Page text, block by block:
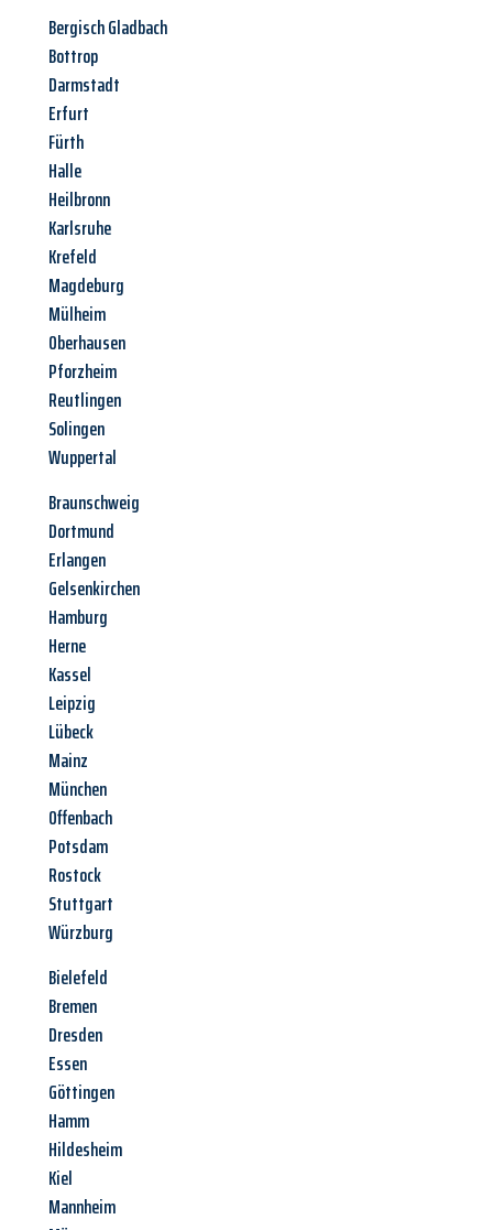
Bergisch Gladbach
Bottrop
Darmstadt
Erfurt
Fürth
Halle
Heilbronn
Karlsruhe
Krefeld
Magdeburg
Mülheim
Oberhausen
Pforzheim
Reutlingen
Solingen
Wuppertal
Braunschweig
Dortmund
Erlangen
Gelsenkirchen
Hamburg
Herne
Kassel
Leipzig
Lübeck
Mainz
München
Offenbach
Potsdam
Rostock
Stuttgart
Würzburg
Bielefeld
Bremen
Dresden
Essen
Göttingen
Hamm
Hildesheim
Kiel
Mannheim